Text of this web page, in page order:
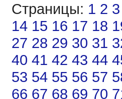
Страницы: 1 2 3
14 15 16 17 18
27 28 29 30 31
40 41 42 43 44
53 54 55 56 57
66 67 68 69 70